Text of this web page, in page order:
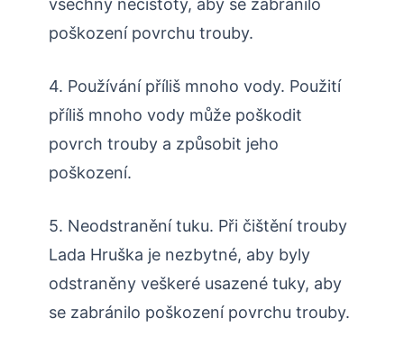
poškození povrchu trouby.
4. Používání příliš mnoho vody. Použití
příliš mnoho vody může poškodit
povrch trouby a způsobit jeho
poškození.
5. Neodstranění tuku. Při čištění trouby
Lada Hruška je nezbytné, aby byly
odstraněny veškeré usazené tuky, aby
se zabránilo poškození povrchu trouby.